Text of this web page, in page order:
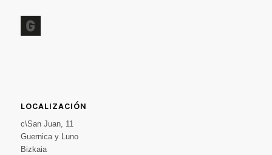
LOCALIZACIÓN
c\San Juan, 11
Guernica y Luno
Bizkaia